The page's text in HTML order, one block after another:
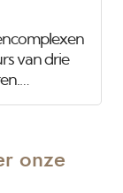
van drie
van
de villa-
en
onze